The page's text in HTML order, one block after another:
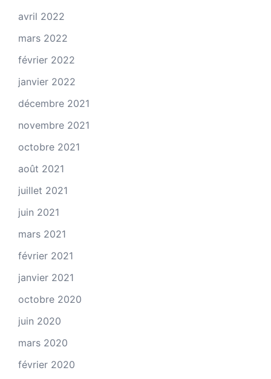
avril 2022
mars 2022
février 2022
janvier 2022
décembre 2021
novembre 2021
octobre 2021
août 2021
juillet 2021
juin 2021
mars 2021
février 2021
janvier 2021
octobre 2020
juin 2020
mars 2020
février 2020